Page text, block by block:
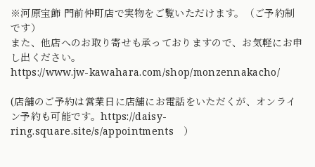
※河原宝飾 門前仲町店で実物をご覧いただけます。（ご予約制
です）
また、他店へのお取り寄せも承っておりますので、お気軽にお申
し出ください。
https://www.jw-kawahara.com/shop/monzennakacho/
(店舗のご予約は営業日に店舗にお電話をいただくが、オンライ
ン予約も可能です。 https://daisy-
ring.square.site/s/appointments ）